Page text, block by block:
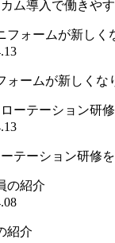
ム導入で働きや
ォームが新しくな
テーション研修
紹介